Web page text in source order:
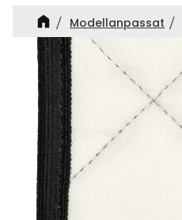
Modellanpassat